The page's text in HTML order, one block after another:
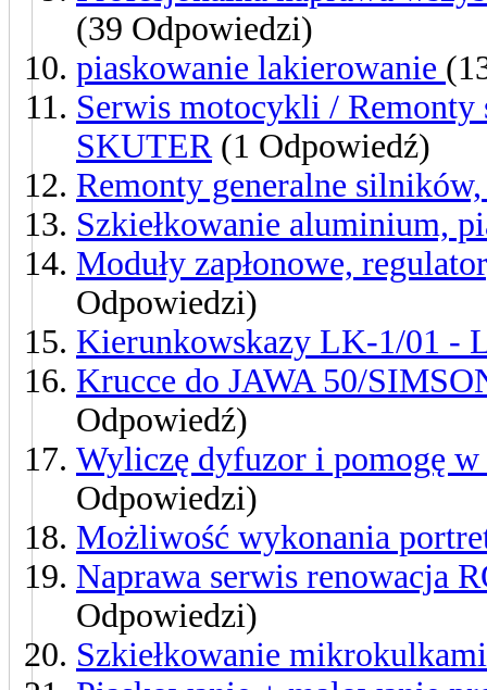
(39 Odpowiedzi)
piaskowanie lakierowanie
Serwis motocykli /
SKUTER (1 Odpowiedź)
Remonty generalne
Szkiełkowanie aluminium,
Moduły zapłonowe,
Odpowiedzi)
Kierunkowskazy LK-1/01 -
Krucce do JAWA 50/
Odpowiedź)
Wyliczę dyfuzor i pomogę
Odpowiedzi)
Możliwość wykonania
Naprawa serwis renowacja
Odpowiedzi)
Szkiełkowanie